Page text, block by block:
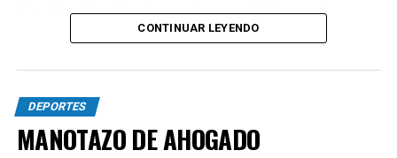
Foto Alan Sosa festeja su golazo en el Gigante de
Arroyito. FotobairesCONTINUAR LEYENDO
DEPORTES
MANOTAZO DE AHOGADO